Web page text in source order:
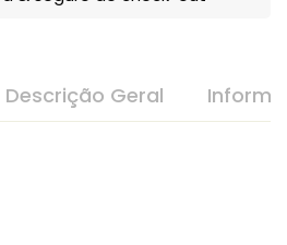
Descrição Geral